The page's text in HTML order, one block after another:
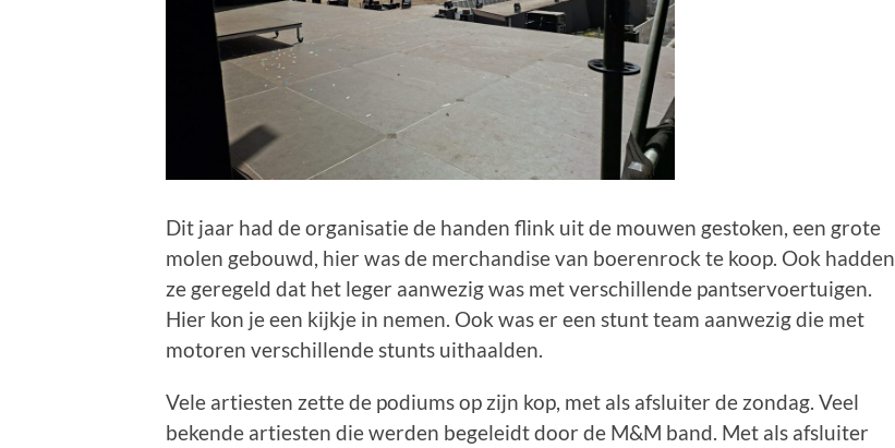
Dit jaar had de organisatie de handen flink uit de mouwen gestoken, een grote
molen gebouwd, hier was de merchandise van boerenrock te koop. Ook hadden
ze geregeld dat het leger aanwezig was met verschillende pantservoertuigen.
Hier kon je een kijkje in nemen. Ook was er een stunt team aanwezig die met
motoren verschillende stunts uithaalden.
Vele artiesten zette de podiums op zijn kop, met als afsluiter de zondag. Veel
bekende artiesten die werden begeleidt door de M&M band. Met als afsluiter